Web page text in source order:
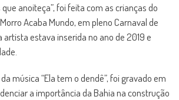
anoiteça”, foi feita com as crianças do
Acaba Mundo, em pleno Carnaval de
artista estava inserida no ano de 2019 e
música “Ela tem o dendê”, foi gravado em
a importância da Bahia na construção